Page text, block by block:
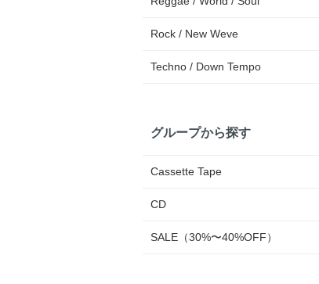
Rock / New Weve
Techno / Down Tempo
グループから探す
Cassette Tape
CD
SALE（30%〜40%OFF）